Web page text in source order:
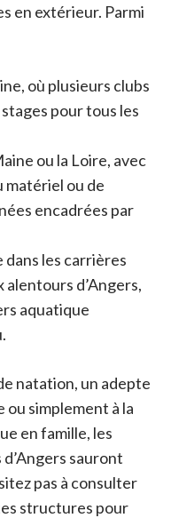
en extérieur. Parmi
où plusieurs clubs
pour tous les
ou la Loire, avec
matériel ou de
encadrées par
dans les carrières
alentours d’Angers,
aquatique
natation, un adepte
simplement à la
en famille, les
sauront
pas à consulter
structures pour